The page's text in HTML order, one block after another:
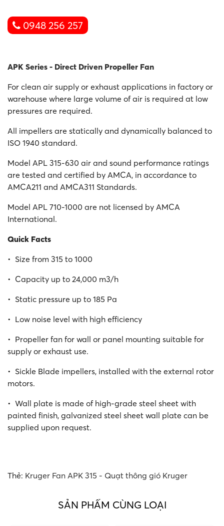
0948 256 257
APK Series - Direct Driven Propeller Fan
For clean air supply or exhaust applications in factory or
warehouse where large volume of air is required at low
pressures are required.
All impellers are statically and dynamically balanced to
ISO 1940 standard.
Model APL 315-630 air and sound performance ratings
are tested and certified by AMCA, in accordance to
AMCA211 and AMCA311 Standards.
Model APL 710-1000 are not licensed by AMCA
International.
Quick Facts
• Size from 315 to 1000
• Capacity up to 24,000 m3/h
• Static pressure up to 185 Pa
• Low noise level with high efficiency
• Propeller fan for wall or panel mounting suitable for
supply or exhaust use.
• Sickle Blade impellers, installed with the external rotor
motors.
• Wall plate is made of high-grade steel sheet with
painted finish, galvanized steel sheet wall plate can be
supplied upon request.
Thẻ: Kruger Fan APK 315 - Quạt thông gió Kruger
SẢN PHẨM CÙNG LOẠI